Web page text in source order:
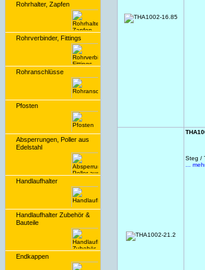
Rohrhalter, Zapfen
Rohrverbinder, Fittings
Rohranschlüsse
Pfosten
Absperrungen, Poller aus
Edelstahl
Handlaufhalter
Handlaufhalter Zubehör &
Bauteile
Endkappen
Steg /
...